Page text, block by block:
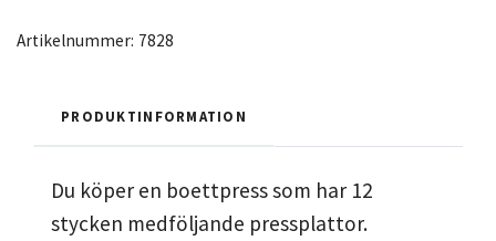
Artikelnummer: 7828
PRODUKTINFORMATION
Du köper en boettpress som har 12
stycken medföljande pressplattor.